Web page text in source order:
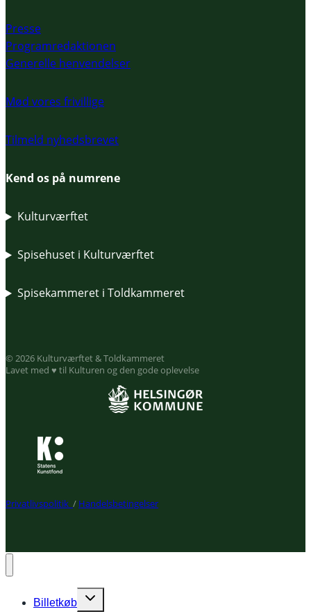
Presse
Programredaktionen
Generelle henvendelser
Mød vores frivillige
Tilmeld nyhedsbrevet
Kend os på numrene
Kulturværftet
Spisehuset i Kulturværftet
Spisekammeret i Toldkammeret
© 2026 Kulturværftet & Toldkammeret
Lavet med ♥ til Kulturen og den gode oplevelse
Privatlivspolitik / Handelsbetingelser
Billetkøb
Expand
child